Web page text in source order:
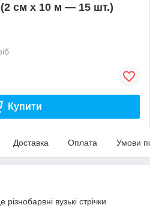
см x 10 м — 15 шт.)
Купити
Доставка Оплата Умови
вузькі стрічки